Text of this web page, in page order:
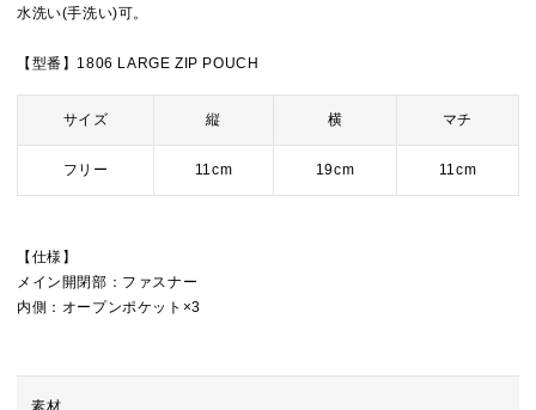
水洗い(手洗い)可。
【型番】1806 LARGE ZIP POUCH
サイズ 縦 横 マチ
フリー 11cm 19cm 11cm
【仕様】
メイン開閉部：ファスナー
内側：オープンポケット×3
素材